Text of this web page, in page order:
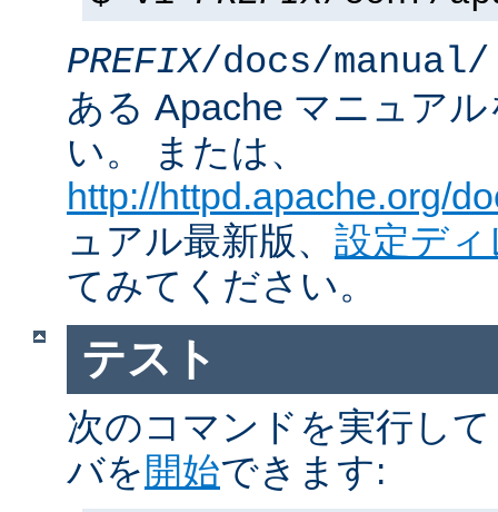
PREFIX/docs/manual/
ある Apache マニュア
い。 または、
http://httpd.apache.org/
ュアル最新版、 設定デ
てみてください。
テスト
次のコマンドを実行し
バを 開始できます: